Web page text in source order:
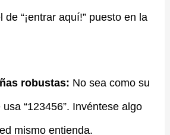
“¡entrar aquí!” puesto en la
robustas: No sea como su
“123456”. Invéntese algo
mismo entienda.